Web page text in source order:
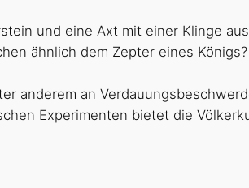
und eine Axt mit einer Klinge
ähnlich dem Zepter eines Königs?
anderem an
Experimenten bietet die